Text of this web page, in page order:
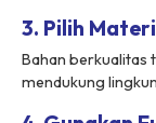
3. Pilih
Bahan berkualitas
mendukung